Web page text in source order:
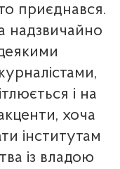
приєднався.
і на
хоча
інститутам
із владою